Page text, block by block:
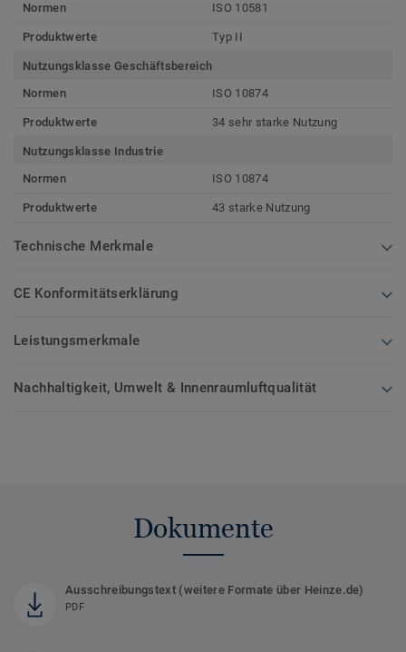
Normen
ISO 10581
Produktwerte Typ II
Nutzungsklasse Geschäftsbereich
Normen
ISO 10874
Produktwerte 34 sehr starke Nutzung
Nutzungsklasse Industrie
Normen
ISO 10874
Produktwerte 43 starke Nutzung
Technische Merkmale
CE Konformitätserklärung
Leistungsmerkmale
Nachhaltigkeit, Umwelt & Innenraumluftqualität
Dokumente
Ausschreibungstext (weitere Formate über Heinze.de)
PDF